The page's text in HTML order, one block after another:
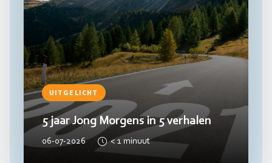
UITGELICHT
5 jaar Jong Morgens in 5 verhalen
06-07-2026 < 1 minuut